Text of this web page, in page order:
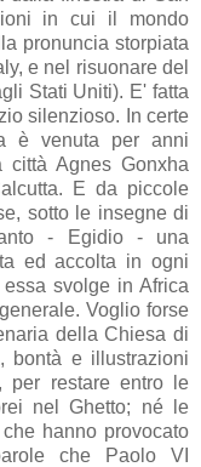
in cui il mondo
pronuncia storpiata
e nel risuonare del
Stati Uniti). E' fatta
silenzioso. In certe
è venuta per anni
Agnes Gonxha
E da piccole
sotto le insegne di
- Egidio - una
ed accolta in ogni
svolge in Africa
Voglio forse
della Chiesa di
bontà e illustrazioni
per restare entro le
nel Ghetto; né le
hanno provocato
che Paolo VI